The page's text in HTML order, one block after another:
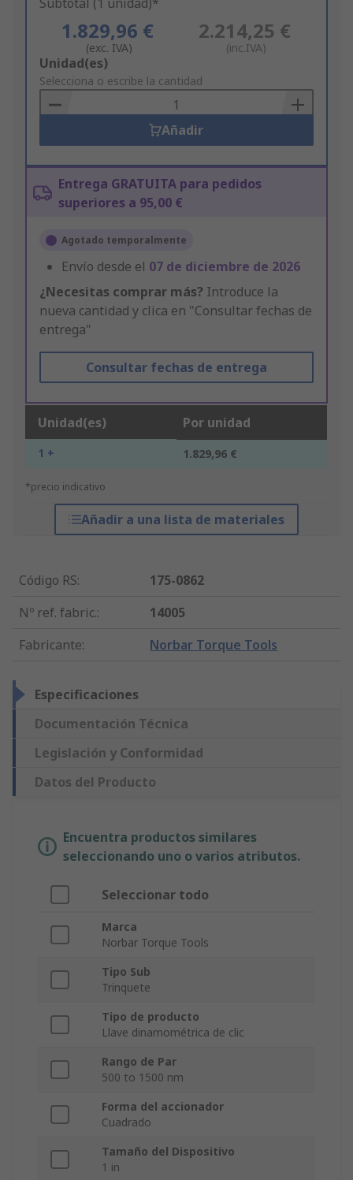
Subtotal (1 unidad)*
1.829,96 €
(exc. IVA)
2.214,25 €
(inc.IVA)
Add
to
Basket
Unidad(es)
Selecciona o escribe la cantidad
Añadir
Entrega GRATUITA para pedidos
superiores a 95,00 €
Agotado temporalmente
Envío desde el 07 de diciembre de 2026
¿Necesitas comprar más? Introduce la
nueva cantidad y clica en "Consultar fechas de
entrega"
Consultar fechas de entrega
Unidad(es) Por unidad
1 + 1.829,96 €
*precio indicativo
Añadir a una lista de materiales
Código RS:
175-0862
Nº ref. fabric.:
14005
Fabricante: Norbar Torque Tools
Especificaciones
Documentación Técnica
Legislación y Conformidad
Datos del Producto
Encuentra productos similares
seleccionando uno o varios atributos.
Seleccionar todo
Marca
Norbar Torque Tools
Tipo Sub
Trinquete
Tipo de producto
Llave dinamométrica de clic
Rango de Par
500 to 1500 nm
Forma del accionador
Cuadrado
Tamaño del Dispositivo
1 in